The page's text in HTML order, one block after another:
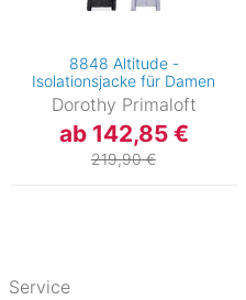
8848 Altitude -
Isolationsjacke für Damen
Dorothy Primaloft
ab 142,85 €
219,90 €
Service